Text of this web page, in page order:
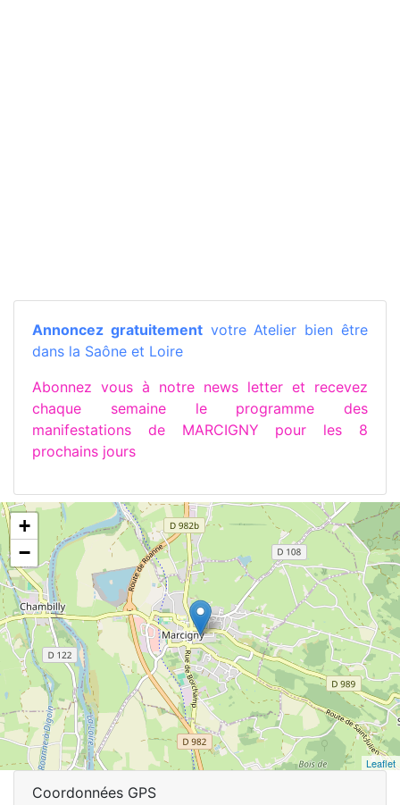
Annoncez gratuitementvotre Atelier bien être
dans la Saône et Loire
Abonnez vous à notre news letter et recevez
chaque semaine le programme des
manifestations de MARCIGNY pour les 8
prochains jours
+
−
Leaflet
Coordonnées GPS